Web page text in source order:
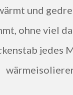
und
ohne viel
jedes